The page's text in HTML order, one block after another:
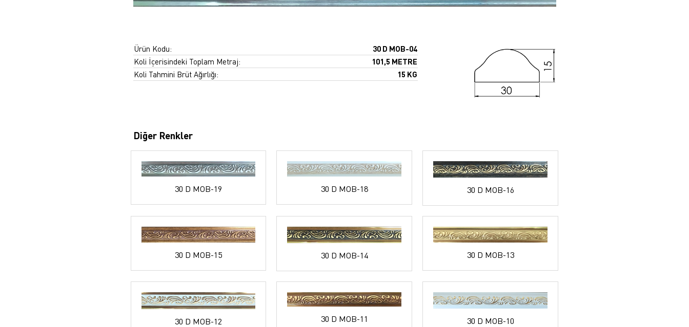
Ürün Kodu:
30 D MOB-04
Koli İçerisindeki Toplam Metraj:
101,5 METRE
Koli Tahmini Brüt Ağırlığı:
15 KG
Diğer Renkler
30 D MOB-19 30 D MOB-18 30 D MOB-16
30 D MOB-15 30 D MOB-14 30 D MOB-13
30 D MOB-12 30 D MOB-11 30 D MOB-10